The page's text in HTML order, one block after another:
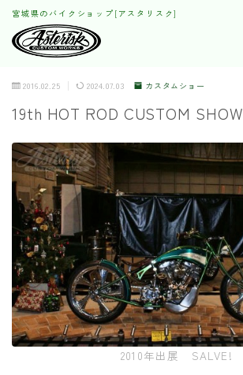
宮城県のバイクショップ[アスタリスク]
2016.02.25 2024.07.03 カスタムショー
19th HOT ROD CUSTOM SHOW
2010年出展 SALVE!